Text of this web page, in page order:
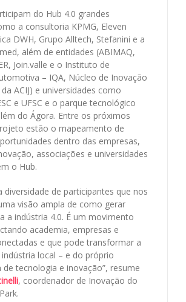
do Hub 4.0 grandes
a consultoria KPMG, Eleven
DWH, Grupo Alltech, Stefanini e a
além de entidades (ABIMAQ,
Join.valle e o Instituto de
– IQA, Núcleo de Inovação
ACIJ) e universidades como
e UFSC e o parque tecnológico
do Ágora. Entre os próximos
estão o mapeamento de
dentro das empresas,
associações e universidades
o Hub.
diversidade de participantes que nos
visão ampla de como gerar
a indústria 4.0. É um movimento
academia, empresas e
e que pode transformar a
local – e do próprio
de tecnologia e inovação”, resume
, coordenador de Inovação do